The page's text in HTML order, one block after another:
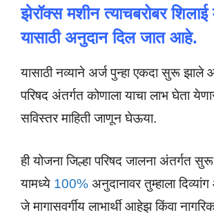
झेरॉक्स मशीन त्याचबरोबर
यासाठी अनुदान दिल जात आहे.
यासाठी नव्याने अर्ज पुन्हा एकदा सुरू झाले
परिषद अंतर्गत कोणाला याचा लाभ घेता
सविस्तर माहिती जाणून घेऊया.
ही योजना जिल्हा परिषद जालना अंतर्गत
यामध्ये 100% अनुदानावर तुम्हाला
जे मागासवर्गीय लाभार्थी आहेझ किंवा